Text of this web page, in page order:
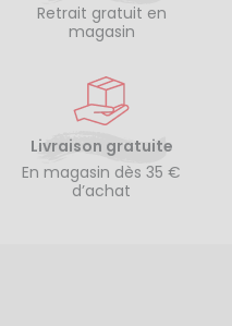
Retrait gratuit en
magasin
Livraison gratuite
En magasin dès 35 €
d’achat